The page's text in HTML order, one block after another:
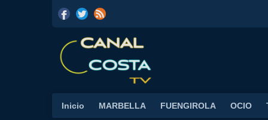
Inicio MARBELLA FUENGIROLA OCIO